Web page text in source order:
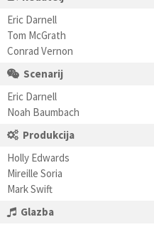
Eric Darnell
Tom McGrath
Conrad Vernon
Scenarij
Eric Darnell
Noah Baumbach
Produkcija
Holly Edwards
Mireille Soria
Mark Swift
Glazba